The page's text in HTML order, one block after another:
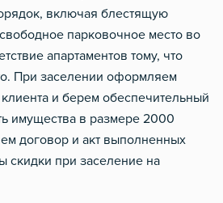
включая блестящую
парковочное место во
апартаментов тому, что
При заселении оформляем
и берем обеспечительный
имущества в размере 2000
договор и акт выполненных
скидки при заселение на